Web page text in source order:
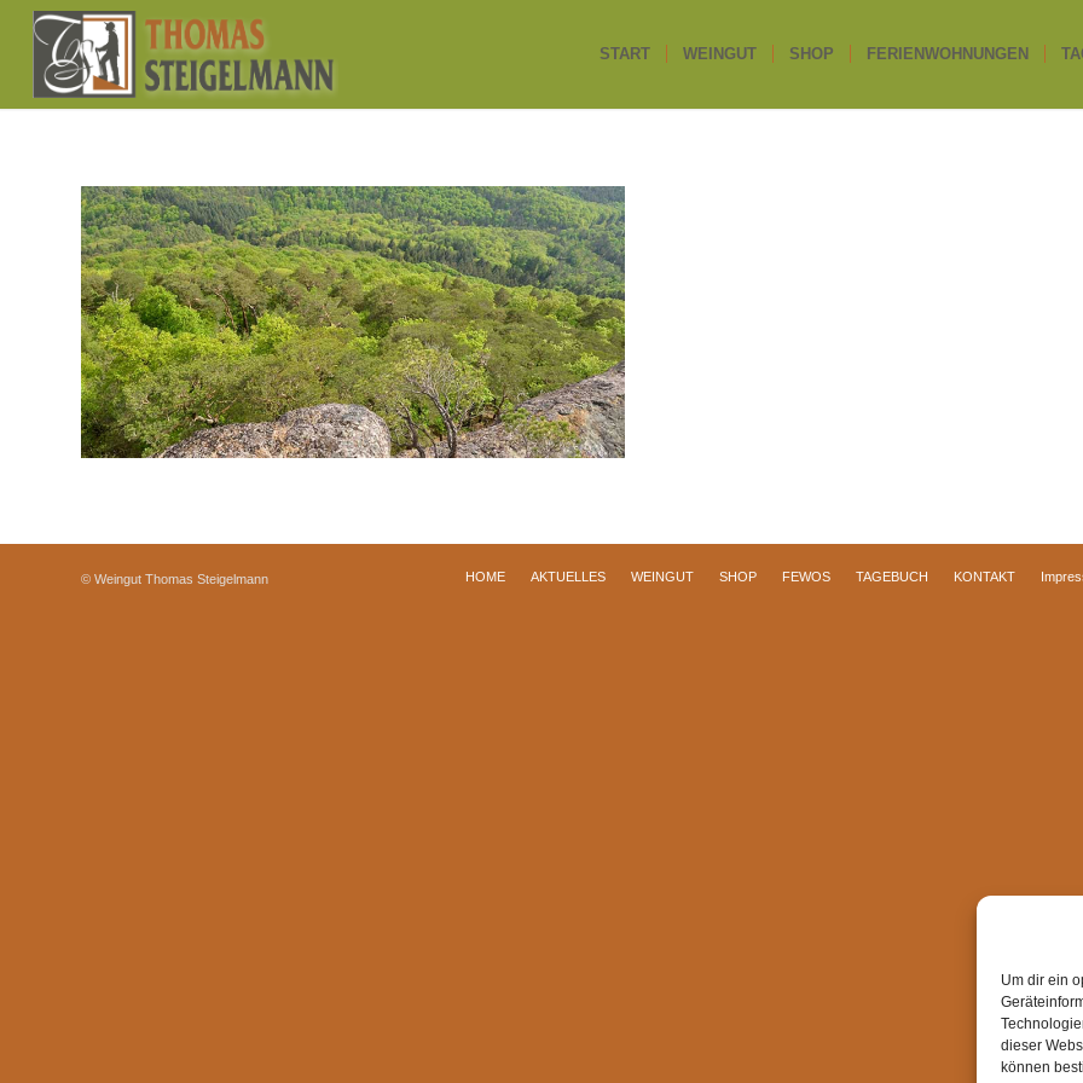
Um dir ein
dieser
können
START WEINGUT SHOP FERIENWOHNUNGEN
© Weingut Thomas Steigelmann HOME AKTUELLES WEINGUT SHOP FEWOS TAGEBUCH KONTAKT